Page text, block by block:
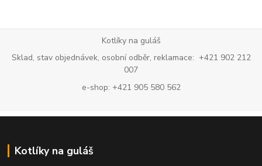
Kotlíky na guláš
Sklad, stav objednávek, osobní odběr, reklamace: +421 902 212
007
e-shop: +421 905 580 562
Kotlíky na guláš